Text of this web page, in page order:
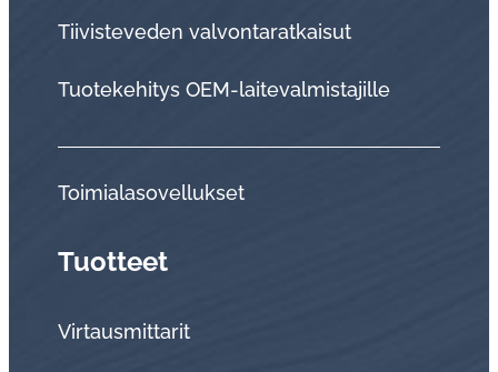
Tii­vis­te­ve­den val­von­ta­rat­kai­sut
Tuo­te­ke­hi­tys OEM-lai­te­val­mis­ta­jil­le
Toi­mia­la­so­vel­luk­set
Tuotteet
Virtausmittarit